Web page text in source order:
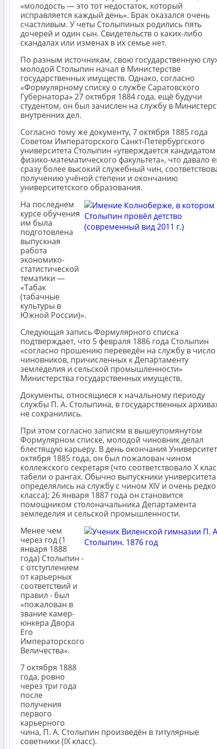
«молодость — это тот недостаток, который
исправляется каждый день». Брак оказался очень
счастливым. У четы Столыпиных родились пять
дочерей и один сын. Свидетельств о каких-либо
скандалах или изменах в их семье нет.
По разным источникам, свою государственную
молодой Столыпин начал в Министерстве
государственных имуществ. Однако, согласно
«Формулярному списку о службе Саратовского
Губернатора» 27 октября 1884 года, ещё будучи
студентом, он был зачислен на службу в
внутренних дел.
Согласно тому же документу, 7 октября 1885 года
Советом Императорского Санкт-Петербургского
университета Столыпин «утверждается кандидатом
физико-математического факультета», что давало
сразу более высокий служебный чин,
получению учёной степени и окончанию
университетского образования.
На последнем
курсе обучения
им была
подготовлена
выпускная
работа
экономико-
статистической
тематики —
«Табак
(табачные
культуры в
Южной России)».
Следующая запись Формулярного списка
подтверждает, что 5 февраля 1886 года Столыпин
«согласно прошению переведён на службу в число
чиновников, причисленных к Департаменту
земледелия и сельской промышленности»
Министерства государственных имуществ.
Документы, относящиеся к начальному периоду
службы П. А. Столыпина, в государственных
не сохранились.
При этом согласно записям в вышеупомянутом
Формулярном списке, молодой чиновник делал
блестящую карьеру. В день окончания
октября 1885 года, он был пожалован чином
коллежского секретаря (что соответствовало X
табели о рангах. Обычно выпускники университета
определялись на службу с чином XIV и очень редко
класса); 26 января 1887 года он становится
помощником столоначальника Департамента
земледелия и сельской промышленности.
Менее чем
через год (1
января 1888
года) Столыпин -
с отступлением
от карьерных
соответствий и
правил - был
«пожалован в
звание камер-
юнкера Двора
Его
Императорского
Величества».
7 октября 1888
года, ровно
через три года
после
получения
первого
карьерного
чина, П. А. Столыпин произведён в титулярные
советники (IX класс).